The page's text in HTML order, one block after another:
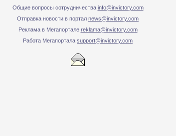
Общие вопросы сотрудничества info@invictory.com
Отправка новости в портал news@invictory.com
Реклама в Мегапортале reklama@invictory.com
Работа Мегапортала support@invictory.com